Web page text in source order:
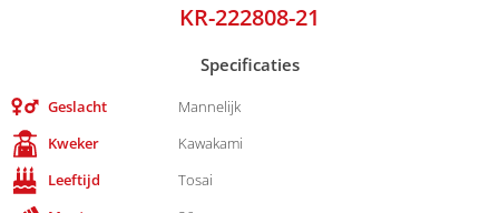
KR-222808-21
Specificaties
Geslacht
Mannelijk
Kweker
Kawakami
Leeftijd
Tosai